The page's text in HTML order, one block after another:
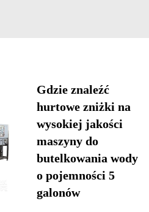
Gdzie znaleźć
hurtowe zniżki na
wysokiej jakości
maszyny do
butelkowania wody
o pojemności 5
galonów